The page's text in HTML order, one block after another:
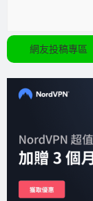
網友投稿專區